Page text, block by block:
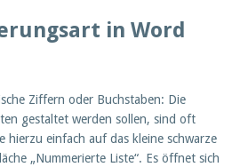
in Word
Ziffern oder Buchstaben: Die
gestaltet werden sollen, sind oft
hierzu einfach auf das kleine schwarze
„Nummerierte Liste“. Es öffnet sich